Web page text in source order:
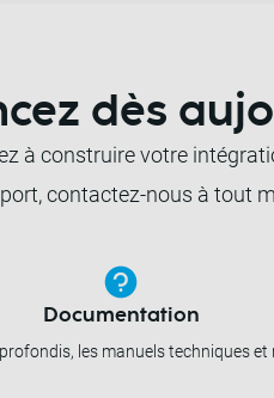
dès
à construire votre
contactez-nous à tout
Documentation
les manuels techniques et